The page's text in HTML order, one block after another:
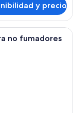
y precio
con dos camas, un
no fumadores